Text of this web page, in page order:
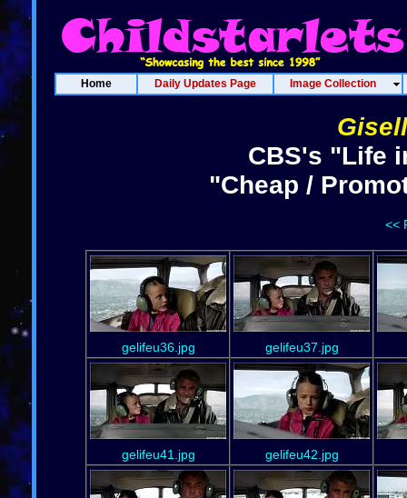
Home Daily Updates Page Image Collection
CBS's "Life
"Cheap /
<<
gelifeu36.jpg gelifeu37.jpg
gelifeu41.jpg gelifeu42.jpg